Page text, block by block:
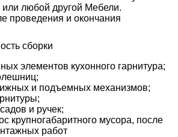
любой другой Мебели.
проведения и окончания
сборки
элементов кухонного гарнитура;
и подъемных механизмов;
и ручек;
крупногабаритного мусора, после
работ